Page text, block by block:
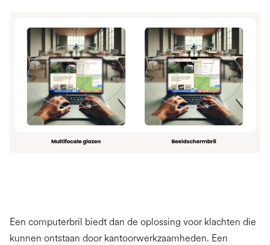
Een computerbril biedt dan de oplossing voor klachten die
kunnen ontstaan door kantoorwerkzaamheden. Een